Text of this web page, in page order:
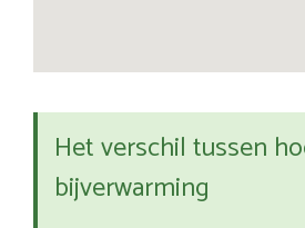
Het verschil tussen
bijverwarming